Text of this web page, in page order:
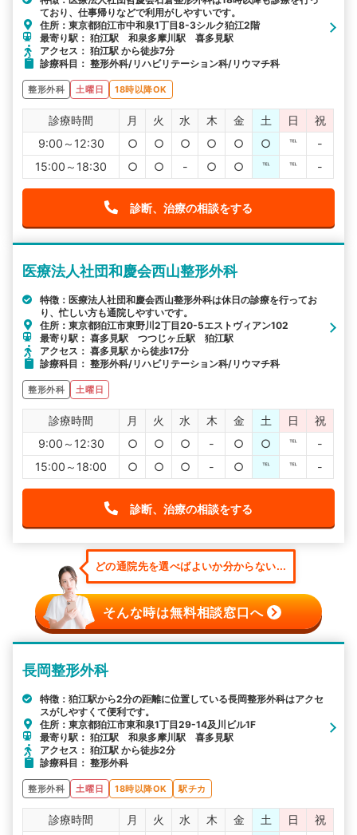
ており、仕事帰りなどで利用がしやすいです。
住所：東京都狛江市中和泉1丁目8-3シルク狛江2階
最寄り駅： 狛江駅 和泉多摩川駅 喜多見駅
アクセス： 狛江駅 から徒歩7分
診療科目： 整形外科/リハビリテーション科/リウマチ科
整形外科 土曜日 18時以降OK
診療時間 月 火 水 木 金 土 日
祝
9:00～12:30
○ ○ ○ ○ ○ ○ ℡
-
15:00～18:30
○ ○ - ○ ○ ℡ ℡ -
診断、治療の相談をする
医療法人社団和慶会西山整形外科
特徴：医療法人社団和慶会西山整形外科は休日の診療を行ってお
り、忙しい方も通院しやすいです。
住所：東京都狛江市東野川2丁目20-5エストヴィアン102
最寄り駅： 喜多見駅 つつじヶ丘駅 狛江駅
アクセス： 喜多見駅 から徒歩17分
診療科目： 整形外科/リハビリテーション科/リウマチ科
整形外科 土曜日
診療時間 月 火 水 木 金 土 日
祝
9:00～12:30
○ ○ ○ - ○ ○ ℡
-
15:00～18:00
○ ○ ○ - ○ ℡ ℡ -
診断、治療の相談をする
どの通院先を選べばよいか分からない...
そんな時は無料相談窓口へ
長岡整形外科
特徴：狛江駅から2分の距離に位置している長岡整形外科はアクセ
スがしやすくて便利です。
住所：東京都狛江市東和泉1丁目29-14及川ビル1F
最寄り駅： 狛江駅 和泉多摩川駅 喜多見駅
アクセス： 狛江駅 から徒歩2分
診療科目： 整形外科
整形外科 土曜日 18時以降OK 駅チカ
診療時間 月 火 水 木 金 土 日
祝